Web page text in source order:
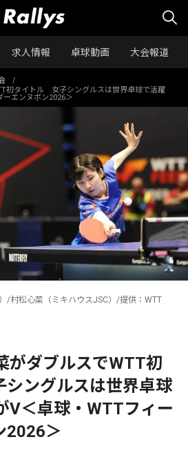
求人情報 卓球動画 大会報道
/
初タイトル 女子シングルスは世界卓球で活躍
ーエンヌボン2026＞
/村松心菜（ミキハウスJSC）/提供：WTT
がダブルスでWTT初
ングルスは世界卓球
V＜卓球・WTTフィー
2026＞